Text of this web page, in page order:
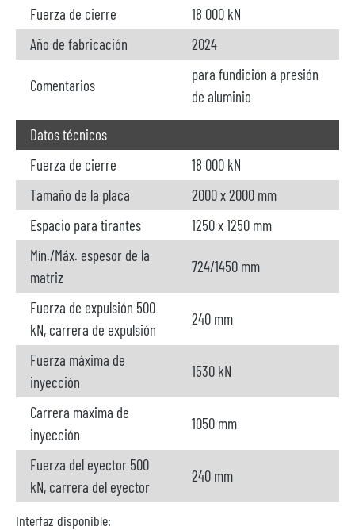
Fuerza de cierre
18 000 kN
Año de fabricación
2024
Comentarios
para fundición a presión
de aluminio
Datos técnicos
Fuerza de cierre
18 000 kN
Tamaño de la placa
2000 x 2000 mm
Espacio para tirantes
1250 x 1250 mm
Mín./Máx. espesor de la
matriz
724/1450 mm
Fuerza de expulsión 500
kN, carrera de expulsión
240 mm
Fuerza máxima de
inyección
1530 kN
Carrera máxima de
inyección
1050 mm
Fuerza del eyector 500
kN, carrera del eyector
240 mm
Interfaz disponible: